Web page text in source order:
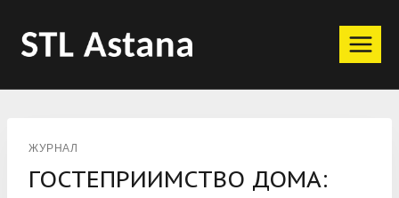
ЖУРНАЛ
ГОСТЕПРИИМСТВО ДОМА: